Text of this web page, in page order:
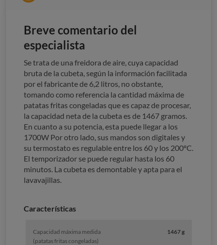
Breve comentario del
especialista
Se trata de una freidora de aire, cuya capacidad
bruta de la cubeta, según la información facilitada
por el fabricante de 6,2 litros, no obstante,
tomando como referencia la cantidad máxima de
patatas fritas congeladas que es capaz de procesar,
la capacidad neta de la cubeta es de 1467 gramos.
En cuanto a su potencia, esta puede llegar a los
1700W Por otro lado, sus mandos son digitales y
su termostato es regulable entre los 60 y los 200ºC.
El temporizador se puede regular hasta los 60
minutos. La cubeta es demontable y apta para el
lavavajillas.
Características
Capacidad máxima medida
(patatas fritas congeladas)
1467 g